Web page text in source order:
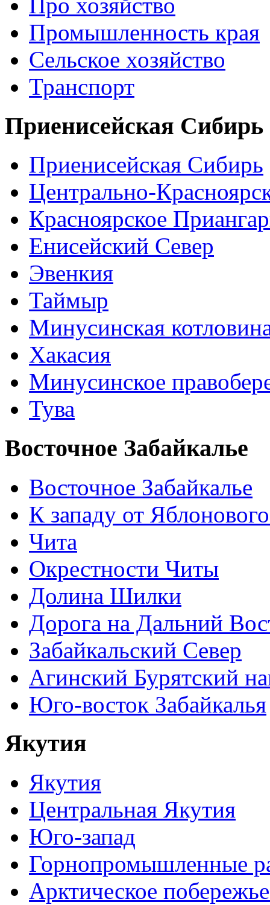
Промышленность края
Сельское хозяйство
Транспорт
Приенисейская Сибирь
Приенисейская Сибирь
Центрально-
Красноярское
Енисейский Север
Эвенкия
Таймыр
Минусинская
Хакасия
Минусинское
Тува
Восточное Забайкалье
Восточное Забайкалье
К западу от
Чита
Окрестности Читы
Долина Шилки
Дорога на Дальний
Забайкальский Север
Агинский Бурятский
Юго-восток Забайкалья
Якутия
Якутия
Центральная Якутия
Юго-запад
Горнопромышленные
Арктическое